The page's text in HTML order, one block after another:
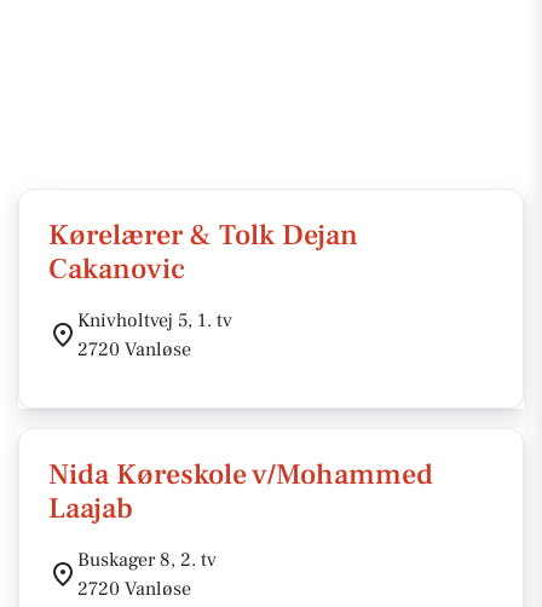
Kørelærer & Tolk Dejan
Cakanovic
Knivholtvej 5, 1. tv
2720 Vanløse
Nida Køreskole v/Mohammed
Laajab
Buskager 8, 2. tv
2720 Vanløse